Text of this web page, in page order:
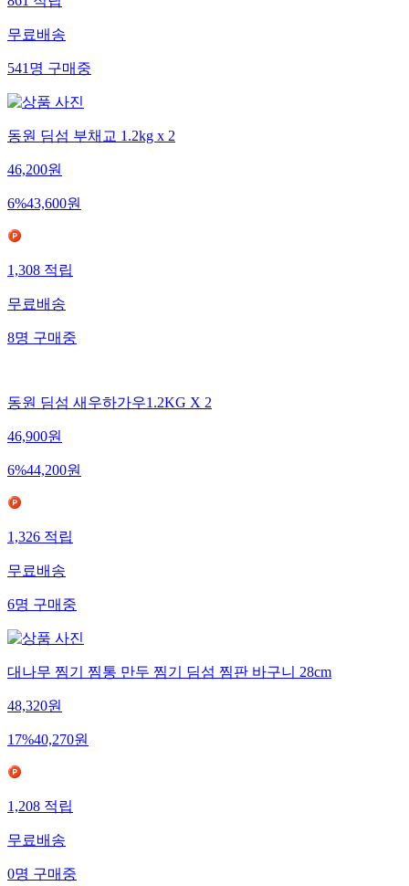
무료배송
541 명 구매중
동원 딤섬 부채교 1.2kg x 2
46,200원
6%43,600원
1,308 적립
무료배송
8명 구매중
동원 딤섬 새우하가우1.2KG X 2
46,900원
6%44,200원
1,326적립
무료배송
6명구매중
대나무 찜기 찜통 만두 찜기 딤섬 찜판 바구니 28cm
48,320원
17%40,270원
1,208적립
무료배송
0명구매중